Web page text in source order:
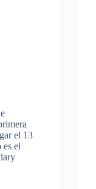
el 13
es el